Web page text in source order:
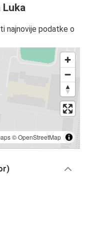
najnovije podatke o
©OpenStreetMap